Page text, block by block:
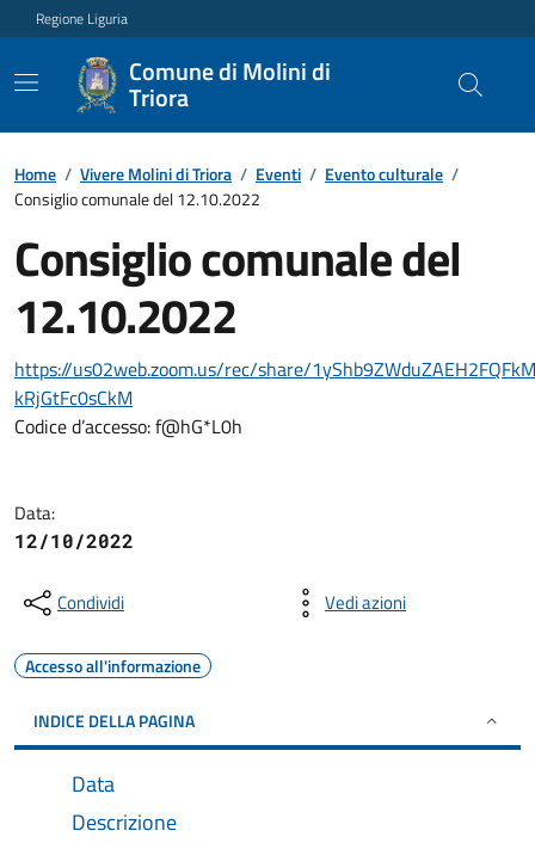
Regione Liguria
Comune di Molini di
Triora
Home / Vivere Molini di Triora / Eventi / Evento culturale /
Consiglio comunale del 12.10.2022
Consiglio comunale del
12.10.2022
https://us02web.zoom.us/rec/share/
kRjGtFc0sCkM
Codice d’accesso: f@hG*L0h
Data:
12/10/2022
Condividi Vedi azioni
Accesso all'informazione
INDICE DELLA PAGINA
Data
Descrizione